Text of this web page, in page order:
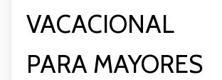
VACACIONAL
PARA MAYORES